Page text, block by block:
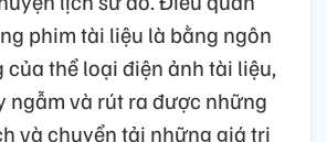
phim tài liệu là bằng ngôn
thể loại điện ảnh tài liệu,
ngẫm và rút ra được những
và chuyển tải những giá trị